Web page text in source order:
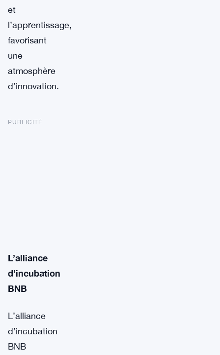
et
l’apprentissage,
favorisant
une
atmosphère
d’innovation.
PUBLICITÉ
L’alliance
d’incubation
BNB
L’alliance
d’incubation
BNB